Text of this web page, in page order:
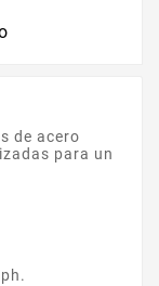
de acero
para un